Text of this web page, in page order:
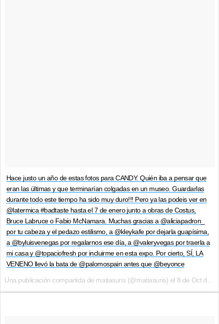
Hace justo un año de estas fotos para CANDY. Quién iba a pensar que
eran las últimas y que terminarían colgadas en un museo. Guardarlas
durante todo este tiempo ha sido muy duro!!! Pero ya las podeis ver en
@latermica #badtaste hasta el 7 de enero junto a obras de Costus,
Bruce Labruce o Fabio McNamara. Muchas gracias a @aliciapadron_
por tu cabeza y el pedazo estilismo, a @kleykafe por dejarla guapísima,
a @byluisvenegas por regalarnos ese día, a @valeryvegas por traerla a
mi casa y @topaciofresh por incluirme en esta expo. Por cierto, SÍ, LA
VENENO llevó la bata de @palomospain antes que @beyonce
Una publicación compartida de matiasuris (@matiasuris) el 8 de Oct de 2017 a la(s) 5:18 PDT